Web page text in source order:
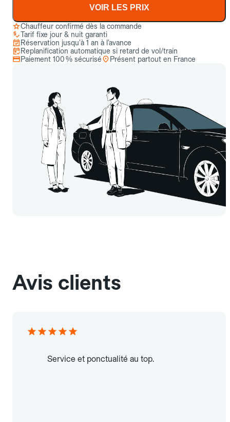
VOIR LES PRIX
Chauffeur confirmé dès la commande
Tarif fixe jour & nuit garanti
Réservation jusqu’à 1 an à l’avance
Replanification automatique si retard de vol/train
Paiement 100 % sécurisé
Présent partout en France
Avis clients
Service et ponctualité au top.